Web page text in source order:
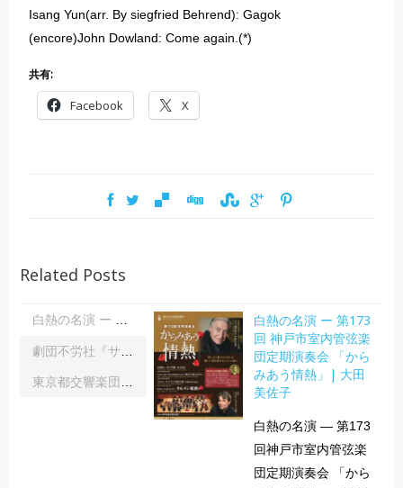
Isang Yun(arr. By siegfried Behrend): Gagok
(encore)John Dowland: Come again.(*)
共有:
Facebook X
Related Posts
白熱の名演 ー 第173回 神戸市室内管弦楽団定期演奏会 「からみあう情熱」| 大田美佐子
白熱の名演 ー 第173
回 神戸市室内管弦楽
団定期演奏会 「から
みあう情熱」| 大田
美佐子
白熱の名演 ― 第173
回神戸市室内管弦楽
団定期演奏会 「から